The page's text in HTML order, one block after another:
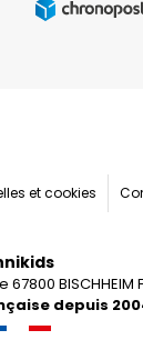
et cookies
BISCHHEIM
depuis